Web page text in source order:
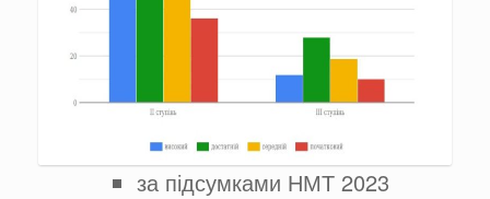
за підсумками НМТ 2023